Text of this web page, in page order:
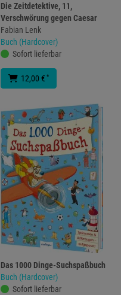
Die Zeitdetektive, 11,
Verschwörung gegen Caesar
Fabian Lenk
Buch (Hardcover)
Sofort lieferbar
12,00 € *
Das 1000 Dinge-Suchspaßbuch
Buch (Hardcover)
Sofort lieferbar